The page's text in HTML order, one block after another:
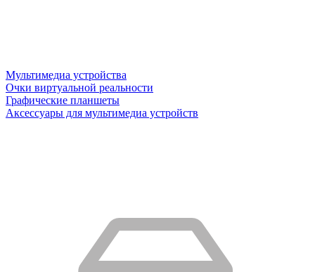
Мультимедиа устройства
Очки виртуальной реальности
Графические планшеты
Аксессуары для мультимедиа устройств